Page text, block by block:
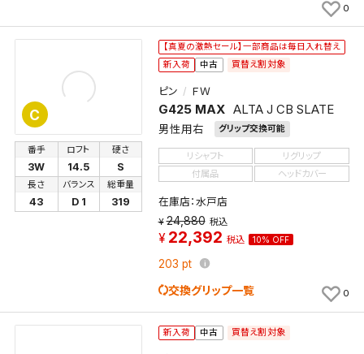
0
C
【真夏の激熱セール】一部商品は毎日入れ替え
新入荷
中古 買替え割対象
ピン ＦＷ
G425 MAX ALTA J CB SLATE
男性用右
グリップ交換可能
番手
3W
ロフト
14.5
硬さ
S
長さ
43
バランス
D 1
総重量
319
リシャフト
リグリップ
付属品
ヘッドカバー
在庫店：水戸店
24,880 税込
22,392 税込 10% OFF
203 pt
交換グリップ一覧 0
新入荷 中古 買替え割対象